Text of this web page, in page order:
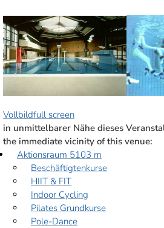
Vollbildfull screen
in unmittelbarer Nähe dieses
the immediate vicinity of this venue:
Aktionsraum 5103 m
Beschäftigtenkurse
HIIT & FIT
Indoor Cycling
Pilates Grundkurse
Pole-Dance